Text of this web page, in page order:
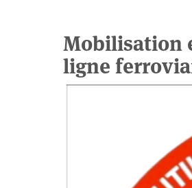
Mobilisation
ligne